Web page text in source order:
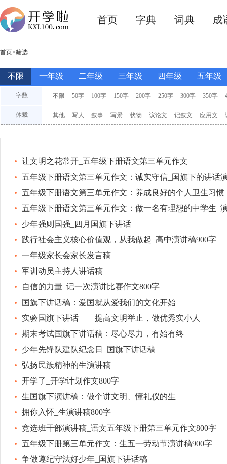
首页 字典 词典 成
首页>筛选
不限 一年级 二年级 三年级 四年级 五年级
字数 不限 50字 100字 150字 200字 250字 300字 350字
体裁
其他 写人 叙事 写景 状物 议论文 记叙文 应用文
让文明之花常开_五年级下册语文第三单元作文
五年级下册语文第三单元作文：诚实守信_国旗下的讲话
五年级下册语文第三单元作文：养成良好的个人卫生习惯
五年级下册语文第三单元作文：做一名有理想的中学生_
少年强则国强_四月国旗下讲话
践行社会主义核心价值观，从我做起_高中演讲稿900字
一年级家长会家长发言稿
军训动员主持人讲话稿
自信的力量_记一次演讲比赛作文800字
国旗下讲话稿：爱国就从爱我们的文化开始
实验国旗下讲话——提高文明举止，做优秀实小人
期末考试国旗下讲话稿：尽心尽力，有始有终
少年先锋队建队纪念日_国旗下讲话稿
弘扬民族精神的生演讲稿
开学了_开学计划作文800字
生国旗下演讲稿：做个讲文明、懂礼仪的生
拥你入怀_生演讲稿800字
竞选班干部演讲稿_语文五年级下册第三单元作文800字
五年级下册第三单元作文：生五一劳动节演讲稿900字
争做遵纪守法好少年_国旗下讲话稿